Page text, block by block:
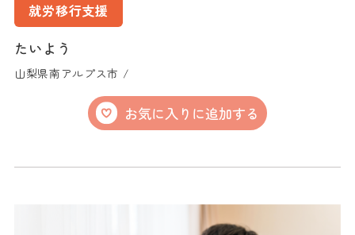
就労移行支援
たいよう
山梨県南アルプス市 /
お気に入りに追加する